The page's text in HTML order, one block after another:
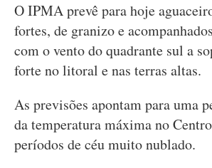
O IPMA prevê para hoje
fortes, de granizo e
com o vento do quadrante sul a
forte no litoral e nas terras altas.
As previsões apontam para uma
da temperatura máxima no
períodos de céu muito nublado.